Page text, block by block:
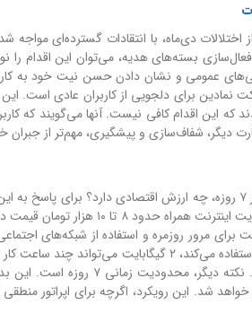
اختلالات دی‌ماه، با انتقادات گسترده‌ای
بسته‌های هدیه، می‌توان این اقدام را
نمادین برای دلجویی از کاربران عادی است.
که این اقدام کافی نیست. آنها می‌گویند که
دیگر، شفاف‌سازی و پیشگیری، مهم‌تر از
یک بسته ۲ گیگابایتی اینترنت با اعتبار ۷ روزه، چه ارزش
برای مرور روزمره و استفاده از شبکه‌های
که از اینترنت برای کار و کسب درآمد استفاده
روز قطعی کامل اینترنت را
شد. این رویکرد، اگرچه برای اپراتور